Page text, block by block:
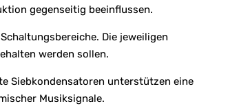
gegenseitig beeinflussen.
Die jeweiligen
werden sollen.
Siebkondensatoren unterstützen eine
Musiksignale.